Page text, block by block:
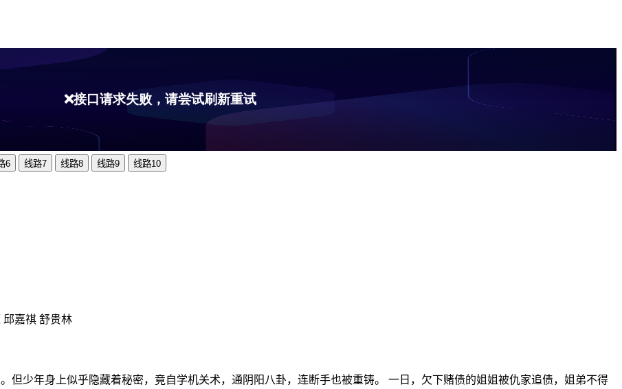
6 线路7 线路8 线路9 线路10
邱嘉祺 舒贵林
但少年身上似乎隐藏着秘密，竟自学机关术，通阴阳八卦，连断手也被重铸。 一日，欠下赌债的姐姐被仇家追债，姐弟不得